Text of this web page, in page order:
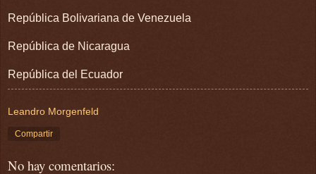
República Bolivariana de Venezuela
República de Nicaragua
República del Ecuador
Leandro Morgenfeld
Compartir
No hay comentarios: